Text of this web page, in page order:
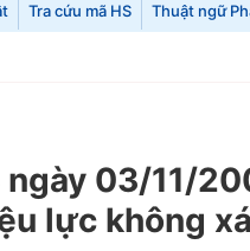
Tra cứu mã HS Thuật ngữ
03/11/
lực không